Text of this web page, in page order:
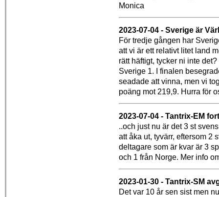
Monica
2023-07-04 - Sverige är
För tredje gången har
att vi är ett relativt litet land
rätt häftigt, tycker ni inte
Sverige 1. I finalen
seadade att vinna, men vi
poäng mot 219,9. Hurra för
2023-07-04 - Tantrix-EM
..och just nu är det 3 st
att åka ut, tyvärr, eftersom 2
deltagare som är kvar är 3
och 1 från Norge. Mer info
2023-01-30 - Tantrix-SM
Det var 10 år sen sist men